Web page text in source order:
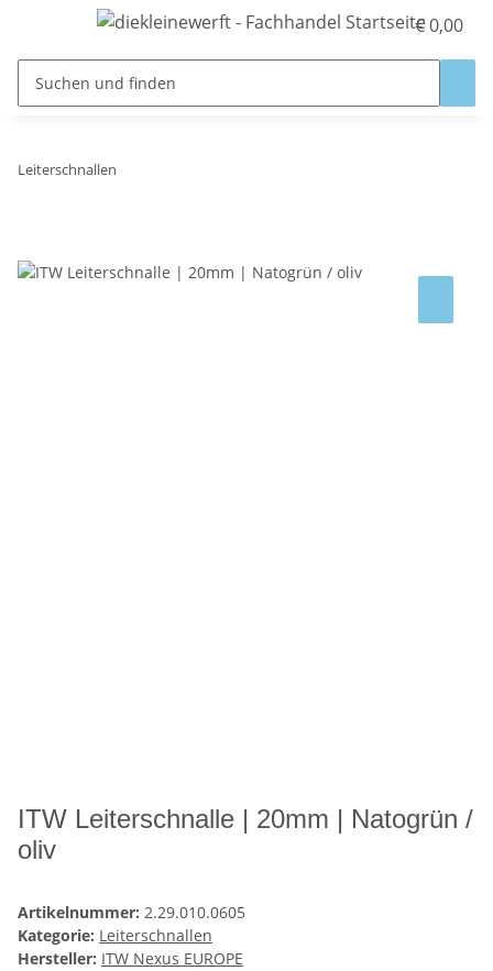
€ 0,00
Leiterschnallen
ITW Leiterschnalle | 20mm | Natogrün /
oliv
Artikelnummer: 2.29.010.0605
Kategorie: Leiterschnallen
Hersteller: ITW Nexus EUROPE